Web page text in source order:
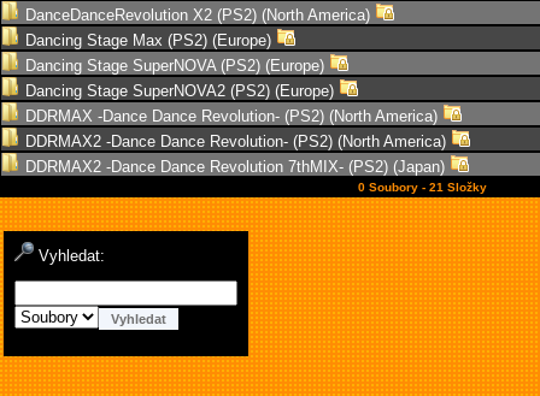
DanceDanceRevolution X2 (PS2) (North America)
Dancing Stage Max (PS2) (Europe)
Dancing Stage SuperNOVA (PS2) (Europe)
Dancing Stage SuperNOVA2 (PS2) (Europe)
DDRMAX -Dance Dance Revolution- (PS2) (North America)
DDRMAX2 -Dance Dance Revolution- (PS2) (North America)
DDRMAX2 -Dance Dance Revolution 7thMIX- (PS2) (Japan)
0 Soubory - 21 Složky
Vyhledat: